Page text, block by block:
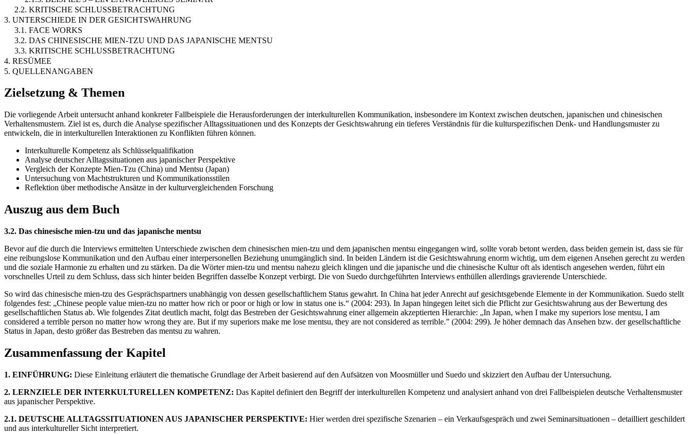
2.2. KRITISCHE SCHLUSSBETRACHTUNG
3. UNTERSCHIEDE IN DER GESICHTSWAHRUNG
3.1. FACE WORKS
3.2. DAS CHINESISCHE MIEN-TZU UND DAS JAPANISCHE MENTSU
3.3. KRITISCHE SCHLUSSBETRACHTUNG
4. RESÜMEE
5. QUELLENANGABEN
Zielsetzung & Themen
Die vorliegende Arbeit untersucht anhand konkreter Fallbeispiele die Herausforderungen der interkulturellen Kommunikation, insbesondere im Kontext zwischen deutschen, japanischen und chinesischen
Verhaltensmustern. Ziel ist es, durch die Analyse spezifischer Alltagssituationen und des Konzepts der Gesichtswahrung ein tieferes Verständnis für die kulturspezifischen Denk- und Handlungsmuster zu
entwickeln, die in interkulturellen Interaktionen zu Konflikten führen können.
Interkulturelle Kompetenz als Schlüsselqualifikation
Analyse deutscher Alltagssituationen aus japanischer Perspektive
Vergleich der Konzepte Mien-Tzu (China) und Mentsu (Japan)
Untersuchung von Machtstrukturen und Kommunikationsstilen
Reflektion über methodische Ansätze in der kulturvergleichenden Forschung
Auszug aus dem Buch
3.2. Das chinesische mien-tzu und das japanische mentsu
Bevor auf die durch die Interviews ermittelten Unterschiede zwischen dem chinesischen mien-tzu und dem japanischen mentsu eingegangen wird, sollte vorab betont werden, dass beiden gemein ist, dass sie für
eine reibungslose Kommunikation und den Aufbau einer interpersonellen Beziehung unumgänglich sind. In beiden Ländern ist die Gesichtswahrung enorm wichtig, um dem eigenen Ansehen gerecht zu werden
und die soziale Harmonie zu erhalten und zu stärken. Da die Wörter mien-tzu und mentsu nahezu gleich klingen und die japanische und die chinesische Kultur oft als identisch angesehen werden, führt ein
vorschnelles Urteil zu dem Schluss, dass sich hinter beiden Begriffen dasselbe Konzept verbirgt. Die von Suedo durchgeführten Interviews enthüllen allerdings gravierende Unterschiede.
So wird das chinesische mien-tzu des Gesprächspartners unabhängig von dessen gesellschaftlichem Status gewahrt. In China hat jeder Anrecht auf gesichtsgebende Elemente in der Kommunikation. Suedo stellt
folgendes fest: „Chinese people value mien-tzu no matter how rich or poor or high or low in status one is.“ (2004: 293). In Japan hingegen leitet sich die Pflicht zur Gesichtswahrung aus der Bewertung des
gesellschaftlichen Status ab. Wie folgendes Zitat deutlich macht, folgt das Bestreben der Gesichtswahrung einer allgemein akzeptierten Hierarchie: „In Japan, when I make my superiors lose mentsu, I am
considered a terrible person no matter how wrong they are. But if my superiors make me lose mentsu, they are not considered as terrible.” (2004: 299). Je höher demnach das Ansehen bzw. der gesellschaftliche
Status in Japan, desto größer das Bestreben das mentsu zu wahren.
Zusammenfassung der Kapitel
1. EINFÜHRUNG: Diese Einleitung erläutert die thematische Grundlage der Arbeit basierend auf den Aufsätzen von Moosmüller und Suedo und skizziert den Aufbau der Untersuchung.
2. LERNZIELE DER INTERKULTURELLEN KOMPETENZ: Das Kapitel definiert den Begriff der interkulturellen Kompetenz und analysiert anhand von drei Fallbeispielen deutsche Verhaltensmuster
aus japanischer Perspektive.
2.1. DEUTSCHE ALLTAGSSITUATIONEN AUS JAPANISCHER PERSPEKTIVE: Hier werden drei spezifische Szenarien – ein Verkaufsgespräch und zwei Seminarsituationen – detailliert geschildert
und aus interkultureller Sicht interpretiert.